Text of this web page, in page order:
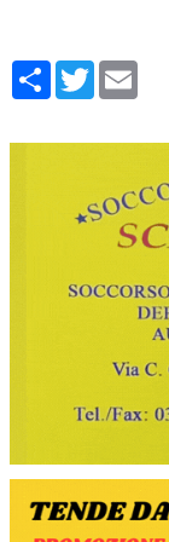
Condividi
Twitter